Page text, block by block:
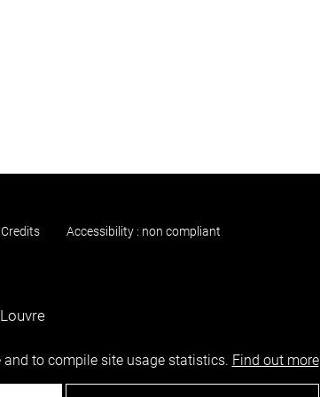
Credits Accessibility : non compliant
to compile site usage statistics. Find out more